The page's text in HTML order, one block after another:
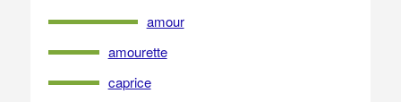
amour
amourette
caprice